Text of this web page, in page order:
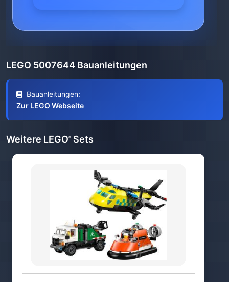
LEGO 5007644 Bauanleitungen
Bauanleitungen:
Zur LEGO Webseite
Weitere LEGO® Sets